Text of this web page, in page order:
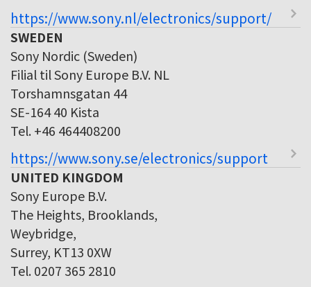
https://www.sony.nl/electronics/support/
SWEDEN
Sony Nordic (Sweden)
Filial til Sony Europe B.V. NL
Torshamnsgatan 44
SE-164 40 Kista
Tel. +46 464408200
https://www.sony.se/electronics/support
UNITED KINGDOM
Sony Europe B.V.
The Heights, Brooklands,
Weybridge,
Surrey, KT13 0XW
Tel. 0207 365 2810